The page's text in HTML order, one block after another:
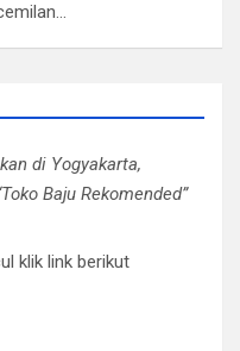
di Yogyakarta,
Baju Rekomended”
klik link berikut